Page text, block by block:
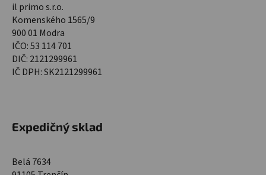
il primo s.r.o.
Komenského 1565/9
900 01 Modra
IČO: 53 114 701
DIČ: 2121299961
IČ DPH: SK2121299961
Expedičný sklad
Belá 7634